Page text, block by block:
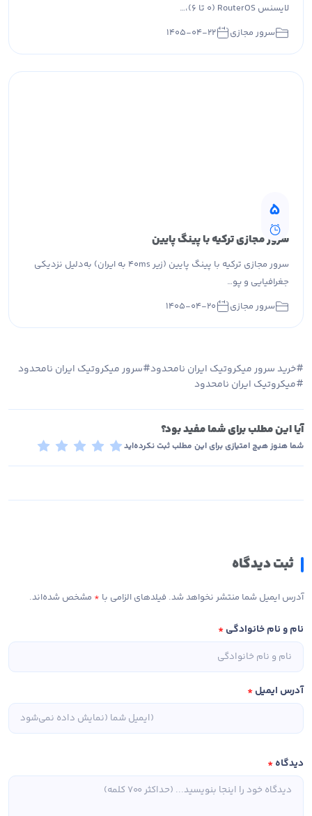
لایسنس RouterOS (۰ تا ۶)،…
سرور مجازی
۱۴۰۵-۰۴-۲۲
5
سرور مجازی ترکیه با پینگ پایین
سرور مجازی ترکیه با پینگ پایین (زیر ۴۰ms به ایران) به‌دلیل نزدیکی
جغرافیایی و پو…
سرور مجازی
۱۴۰۵-۰۴-۲۰
خرید سرور میکروتیک ایران نامحدود سرور میکروتیک ایران نامحدود
میکروتیک ایران نامحدود
آیا این مطلب برای شما مفید بود؟
شما هنوز هیچ امتیازی برای این مطلب ثبت نکرده‌اید
ثبت دیدگاه
آدرس ایمیل شما منتشر نخواهد شد. فیلدهای الزامی با * مشخص شده‌اند.
نام و نام خانوادگی*
آدرس ایمیل*
دیدگاه*